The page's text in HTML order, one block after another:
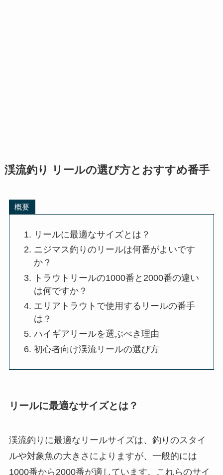
渓流釣り リールの選び方とおすすめ番手
概要
リールに最適なサイズとは？
ニジマス釣りのリールは何番がよいです
か？
トラウトリールの1000番と2000番の違い
は何ですか？
エリアトラウトで使用するリールの番手
は？
ハイギアリールを選ぶべき理由
初心者向け渓流リールの選び方
リールに最適なサイズとは？
渓流釣りに最適なリールサイズは、釣りのスタイ
ルや対象魚の大きさによりますが、一般的には
1000番から2000番が適しています。これらのサイ